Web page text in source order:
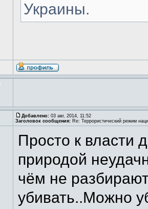
Украины.
Добавлено: 03 авг, 2014, 11:52
Заголовок сообщения: Re: Террористический режим
Просто к власти
природой
чём не
убивать..Можно